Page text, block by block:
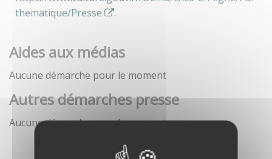
thematique/Presse
.
Aides aux médias
Aucune démarche pour le moment
Autres démarches presse
Aucune démarche pour le moment